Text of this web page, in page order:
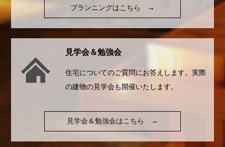
プランニングはこちら →
見学会＆勉強会
住宅についてのご質問にお答えします。実際
の建物の見学会も開催いたします。
見学会＆勉強会はこちら →